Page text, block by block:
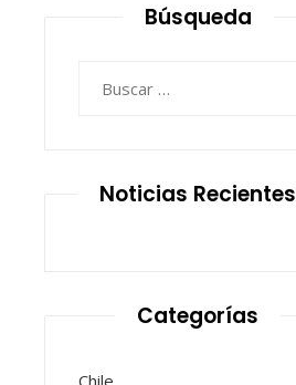
Búsqueda
Noticias Recientes
Categorías
Chile